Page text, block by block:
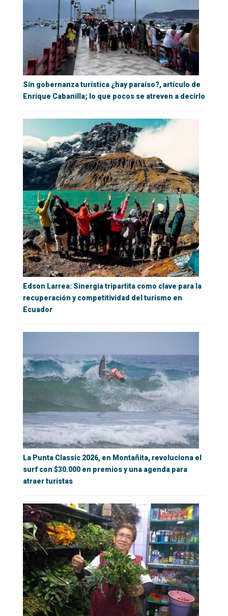
Sin gobernanza turística ¿hay paraíso?, artículo de
Enrique Cabanilla; lo que pocos se atreven a decirlo
Edson Larrea: Sinergia tripartita como clave para la
recuperación y competitividad del turismo en
Ecuador
La Punta Classic 2026, en Montañita, revoluciona el
surf con $30.000 en premios y una agenda para
atraer turistas